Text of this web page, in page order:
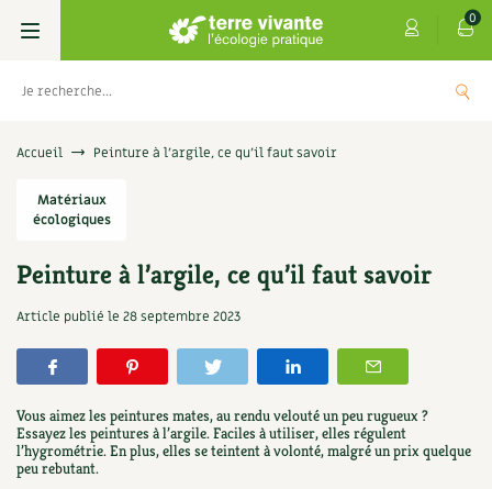
0
Livres
Permaculture, Jardin bio
Verger, arbres
Petit élevage
Aménagement jardin
Les 4 saisons
Se réabonner
Offrir un abonnement
Les numéros
4 saisons
Graines, semences
Potagères
Aromatiques
Florales
Cartes cadeau
Centre Terre vivante
Découvrir le Centre
Visiter en famille, entre amis
Infos & conseils
Jardin bio
Parole libre
Accueil Peinture à l’argile, ce qu’il faut savoir
Matériaux
écologiques
Peinture à l’argile, ce qu’il faut savoir
Article publié le 28 septembre 2023
Vous aimez les peintures mates, au rendu velouté un peu rugueux ?
Essayez les peintures à l’argile. Faciles à utiliser, elles régulent
l’hygrométrie. En plus, elles se teintent à volonté, malgré un prix quelque
peu rebutant.
5,00€